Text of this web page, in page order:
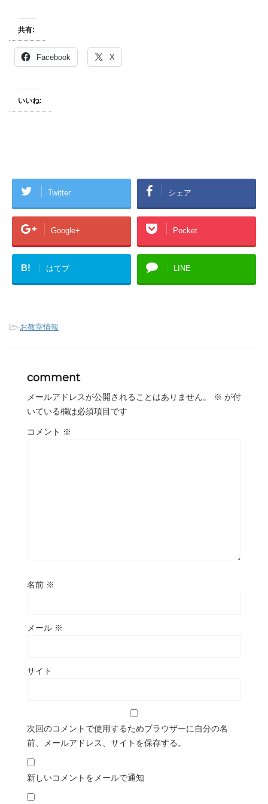
共有:
Facebook X
いいね:
Twitter シェア
Google+ Pocket
B! はてブ LINE
-お教室情報
comment
メールアドレスが公開されることはありません。 ※ が付
いている欄は必須項目です
コメント ※
名前 ※
メール ※
サイト
次回のコメントで使用するためブラウザーに自分の名
前、メールアドレス、サイトを保存する。
新しいコメントをメールで通知